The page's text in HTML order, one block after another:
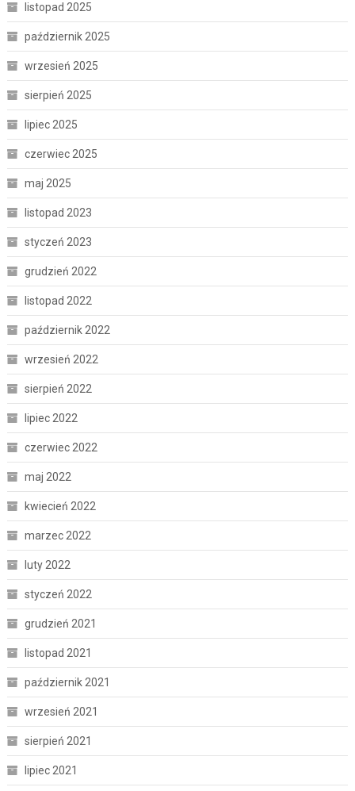
listopad 2025
październik 2025
wrzesień 2025
sierpień 2025
lipiec 2025
czerwiec 2025
maj 2025
listopad 2023
styczeń 2023
grudzień 2022
listopad 2022
październik 2022
wrzesień 2022
sierpień 2022
lipiec 2022
czerwiec 2022
maj 2022
kwiecień 2022
marzec 2022
luty 2022
styczeń 2022
grudzień 2021
listopad 2021
październik 2021
wrzesień 2021
sierpień 2021
lipiec 2021